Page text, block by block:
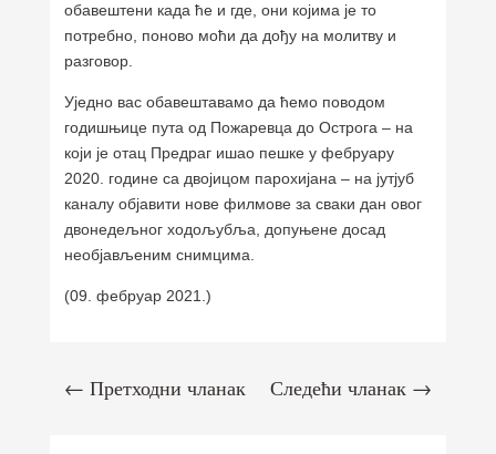
обавештени када ће и где, они којима је то
потребно, поново моћи да дођу на молитву и
разговор.
Уједно вас обавештавамо да ћемо поводом
годишњице пута од Пожаревца до Острога – на
који је отац Предраг ишао пешке у фебруару
2020. године са двојицом парохијана – на јутјуб
каналу објавити нове филмове за сваки дан овог
двонедељног ходољубља, допуњене досад
необјављеним снимцима.
(09. фебруар 2021.)
←Претходни чланак Следећи чланак→